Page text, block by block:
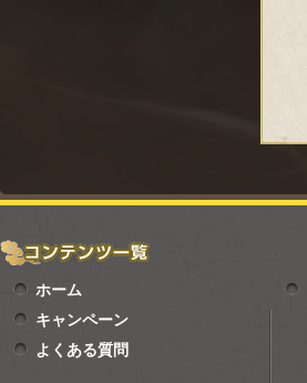
ホーム
キャンペーン
よくある質問